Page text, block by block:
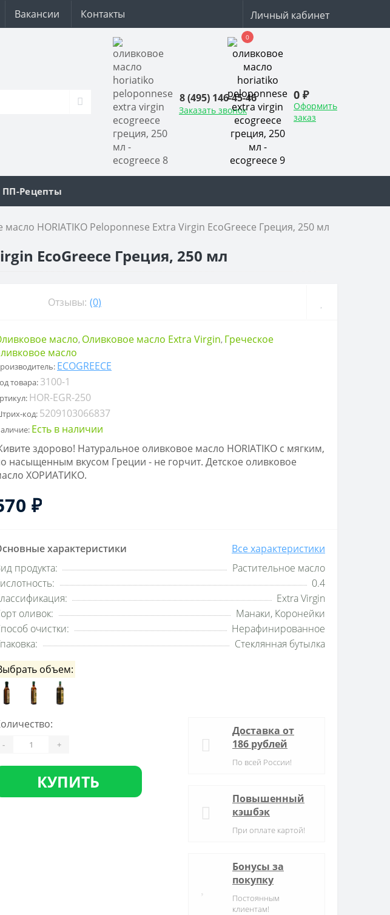
Вакансии Контакты Личный кабинет
8 (495) 146-45-46
Заказать звонок
0
0 ₽
Оформить
заказ
ПП-Рецепты
масло HORIATIKO Peloponnese Extra Virgin EcoGreece Греция, 250 мл
EcoGreece Греция, 250 мл
Отзывы: (0)
масло, Оливковое масло Extra Virgin, Греческое
масло
ECOGREECE
товара: 3100-1
HOR-EGR-250
код: 5209103066837
Есть в наличии
здорово! Натуральное оливковое масло HORIATIKO с мягким,
насыщенным вкусом Греции - не горчит. Детское оливковое
ХОРИАТИКО.
₽
характеристики
Все характеристики
продукта:
Растительное масло
0.4
Extra Virgin
оливок:
Манаки, Коронейки
очистки:
Нерафинированное
Стеклянная бутылка
объем:
- +
КУПИТЬ
Доставка от
186 рублей
По всей России!
Повышенный
кэшбэк
При оплате картой!
Бонусы за
покупку
Постоянным
клиентам!